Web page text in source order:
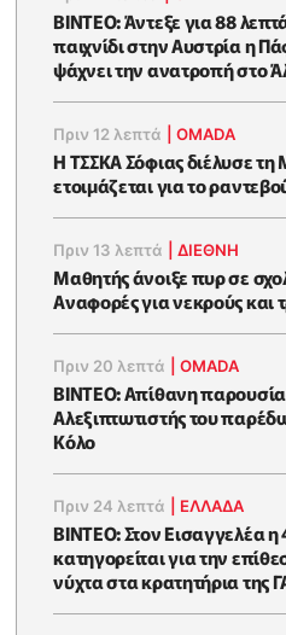
ΒΙΝΤΕΟ: Άντεξε για 88
παιχνίδι στην Αυστρία η
ψάχνει την ανατροπή στο
Πριν 12 λεπτά |OMADA
Η ΤΣΣΚΑ Σόφιας διέλυσε τη
ετοιμάζεται για το
Πριν 13 λεπτά |ΔΙΕΘΝΗ
Μαθητής άνοιξε πυρ σε
Αναφορές για νεκρούς και
Πριν 20 λεπτά |OMADA
ΒΙΝΤΕΟ: Απίθανη
Αλεξιπτωτιστής του
Κόλο
Πριν 24 λεπτά ΕΛΛΑΔΑ
ΒΙΝΤΕΟ: Στον Eισαγγελέα
κατηγορείται για την
νύχτα στα κρατητήρια της